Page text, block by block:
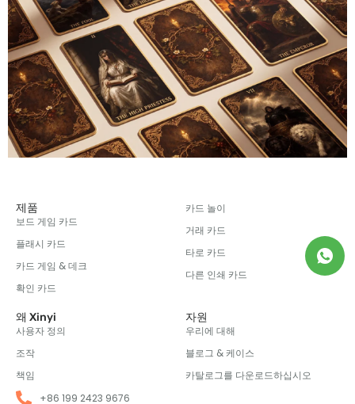
제품
보드 게임 카드
플래시 카드
카드 게임 & 데크
확인 카드
카드 놀이
거래 카드
타로 카드
다른 인쇄 카드
왜 Xinyi
사용자 정의
조작
책임
자원
우리에 대해
블로그 & 케이스
카탈로그를 다운로드하십시오
+86 199 2423 9676